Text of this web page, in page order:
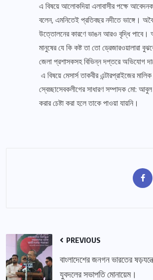
এ বিষয়ে আলোকদিয়া এলাবাসীর পক্ষে
বলেন, এমনিতেই প্রতিবছর নদীতে ভাঙ্গে।
উত্তোলনের কারণে ভাঙন আরও বৃদ্ধি পাবে।
মানুষের যে কি কষ্ট তা তো ড্রেজারওয়ালারা
জেলা প্রশাসকসহ বিভিন্ন দপ্তরে অভিযোগ
এ বিষয়ে মেসার্স তাকবীর এন্টারপ্রাইজের
স্বেচ্ছাসেবকলীগের সাধারণ সম্পাদক মো: আবুল
করার চেষ্টা করা হলে তাকে পাওয়া যায়নি।
PREVIOUS
বাংলাদেশের জনগন ভারতের
যুবদলের সভাপতি মোনায়েম।